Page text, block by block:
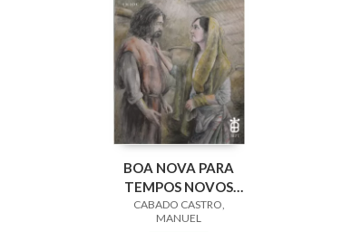
BOA NOVA PARA
TEMPOS NOVOS
(CICLO C)
CABADO CASTRO,
MANUEL